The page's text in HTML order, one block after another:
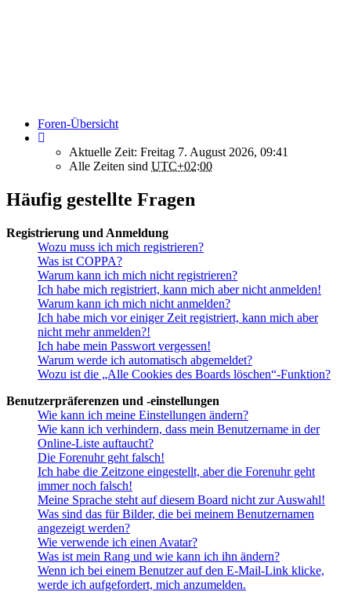
Foren-Übersicht
Aktuelle Zeit: Freitag 7. August 2026, 09:41
Alle Zeiten sind UTC+02:00
Häufig gestellte Fragen
Registrierung und Anmeldung
Wozu muss ich mich registrieren?
Was ist COPPA?
Warum kann ich mich nicht registrieren?
Ich habe mich registriert, kann mich aber nicht anmelden!
Warum kann ich mich nicht anmelden?
Ich habe mich vor einiger Zeit registriert, kann mich aber
nicht mehr anmelden?!
Ich habe mein Passwort vergessen!
Warum werde ich automatisch abgemeldet?
Wozu ist die „Alle Cookies des Boards löschen“-Funktion?
Benutzerpräferenzen und -einstellungen
Wie kann ich meine Einstellungen ändern?
Wie kann ich verhindern, dass mein Benutzername in der
Online-Liste auftaucht?
Die Forenuhr geht falsch!
Ich habe die Zeitzone eingestellt, aber die Forenuhr geht
immer noch falsch!
Meine Sprache steht auf diesem Board nicht zur Auswahl!
Was sind das für Bilder, die bei meinem Benutzernamen
angezeigt werden?
Wie verwende ich einen Avatar?
Was ist mein Rang und wie kann ich ihn ändern?
Wenn ich bei einem Benutzer auf den E-Mail-Link klicke,
werde ich aufgefordert, mich anzumelden.